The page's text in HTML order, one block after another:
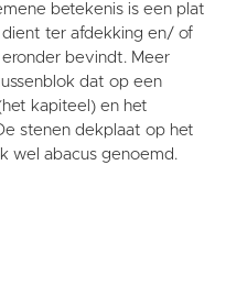
betekenis is een plat
ter afdekking en/ of
bevindt. Meer
dat op een
kapiteel) en het
stenen dekplaat op het
wel abacus genoemd.